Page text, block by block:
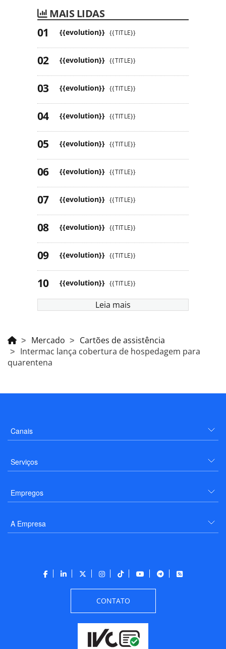
MAIS LIDAS
{{evolution}} {{TITLE}}
{{evolution}} {{TITLE}}
{{evolution}} {{TITLE}}
{{evolution}} {{TITLE}}
{{evolution}} {{TITLE}}
{{evolution}} {{TITLE}}
{{evolution}} {{TITLE}}
{{evolution}} {{TITLE}}
{{evolution}} {{TITLE}}
{{evolution}} {{TITLE}}
Leia mais
Mercado
Cartões de assistência
Intermac lança cobertura de hospedagem para
quarentena
Canais
Serviços
Empregos
A Empresa
CONTATO